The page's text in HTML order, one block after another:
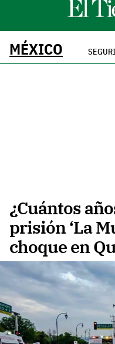
MÉXICO
¿Cuántos
prisión ‘La
choque en